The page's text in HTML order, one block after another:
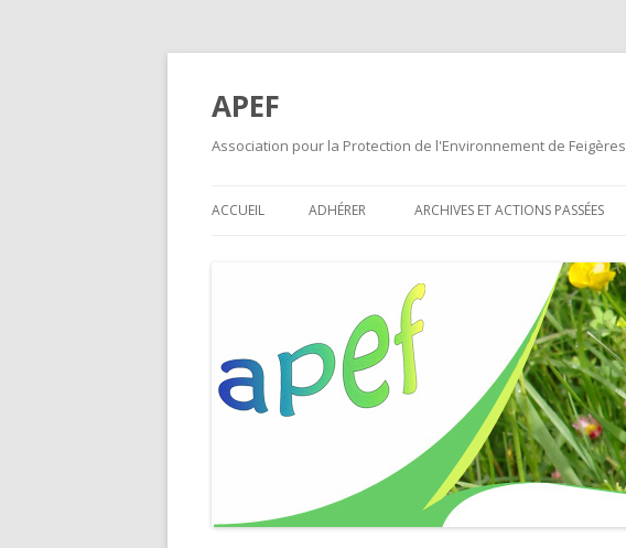
APEF
Association pour la Protection de l'Environnement de Feigères
ACCUEIL ADHÉRER ARCHIVES ET ACTIONS PASSÉES
BULLETINS APEF – LA FEUILLE
CARTOGRAPHIE DE LA COMMUNE
ENQUÊTES PUBLIQUES
POLLUTION LUMINEUSE
STAND DU TIR